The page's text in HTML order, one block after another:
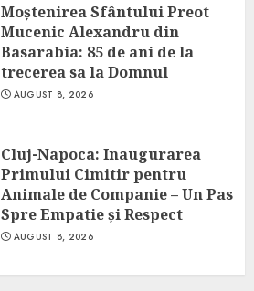
Moștenirea Sfântului Preot
Mucenic Alexandru din
Basarabia: 85 de ani de la
trecerea sa la Domnul
AUGUST 8, 2026
Cluj-Napoca: Inaugurarea
Primului Cimitir pentru
Animale de Companie – Un Pas
Spre Empatie și Respect
AUGUST 8, 2026